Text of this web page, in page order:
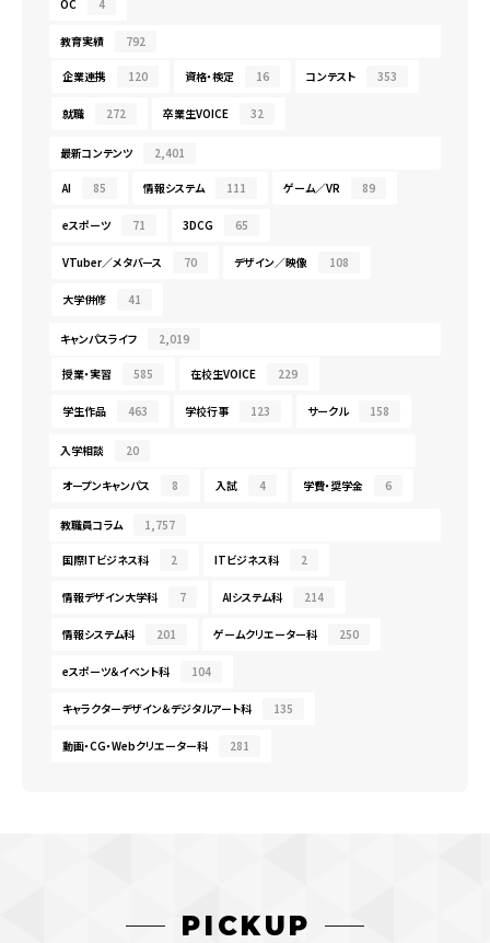
OC 4
教育実績 792
企業連携 120 資格・検定 16 コンテスト 353
就職 272 卒業生VOICE 32
最新コンテンツ 2,401
AI 85 情報システム 111 ゲーム／VR 89
eスポーツ 71 3DCG 65
VTuber／メタバース 70 デザイン／映像 108
大学併修 41
キャンパスライフ 2,019
授業・実習 585 在校生VOICE 229
学生作品 463 学校行事 123 サークル 158
入学相談 20
オープンキャンパス 8 入試 4 学費・奨学金 6
教職員コラム 1,757
国際ITビジネス科 2 ITビジネス科 2
情報デザイン大学科 7 AIシステム科 214
情報システム科 201 ゲームクリエーター科 250
eスポーツ＆イベント科 104
キャラクターデザイン＆デジタルアート科 135
動画・CG・Webクリエーター科 281
PICKUP